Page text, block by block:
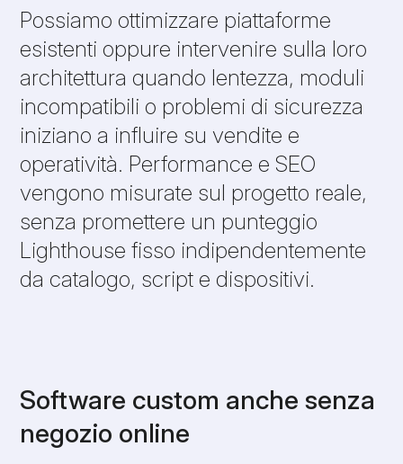
Possiamo ottimizzare piattaforme
esistenti oppure intervenire sulla loro
architettura quando lentezza, moduli
incompatibili o problemi di sicurezza
iniziano a influire su vendite e
operatività. Performance e SEO
vengono misurate sul progetto reale,
senza promettere un punteggio
Lighthouse fisso indipendentemente
da catalogo, script e dispositivi.
Software custom anche senza
negozio online